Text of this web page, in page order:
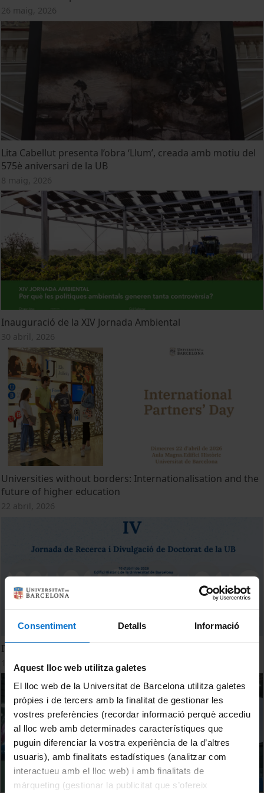
Consentiment Detalls Informació
Aquest lloc web utilitza galetes
El lloc web de la Universitat de Barcelona utilitza galetes
pròpies i de tercers amb la finalitat de gestionar les
vostres preferències (recordar informació perquè accediu
al lloc web amb determinades característiques que
puguin diferenciar la vostra experiència de la d’altres
usuaris), amb finalitats estadístiques (analitzar com
interactueu amb el lloc web) i amb finalitats de
màrqueting (gestionar la publicitat que s’ofereix
26 maig, 2026
Lita Cabellut presenta l’obra ‘Llum’, creada amb motiu del
575è aniversari de la UB
8 maig, 2026
Inauguració de la XIV Jornada Ambiental
30 abril, 2026
Universities without borders: Internationalisation and the
future of higher education
22 abril, 2026
IV Jornada de Recerca i Divulgació de Doctorat de la UB
10 abril, 2026